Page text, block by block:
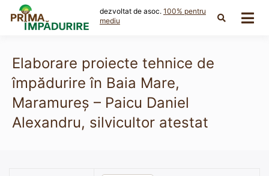
content
dezvoltat de asoc. 100% pentru
mediu
Elaborare proiecte tehnice de
împădurire în Baia Mare,
Maramureș – Paicu Daniel
Alexandru, silvicultor atestat